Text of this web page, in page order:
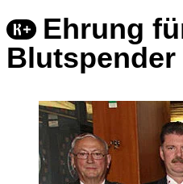
Ehrung
Blutspender